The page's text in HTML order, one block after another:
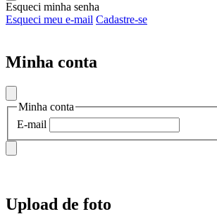
Esqueci minha senha
Esqueci meu e-mail Cadastre-se
Minha conta
Minha conta
E-mail
Upload de foto